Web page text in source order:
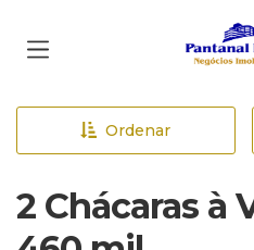
Ordenar
2 Chácaras à